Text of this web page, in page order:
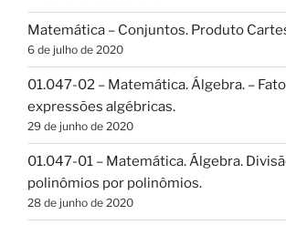
Matemática – Conjuntos. Produto
6 de julho de 2020
01.047-02 – Matemática. Álgebra. –
expressões algébricas.
29 de junho de 2020
01.047-01 – Matemática. Álgebra.
polinômios por polinômios.
28 de junho de 2020